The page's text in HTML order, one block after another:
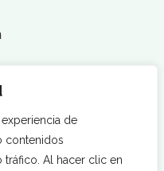
de
contenidos
tráfico. Al hacer clic en